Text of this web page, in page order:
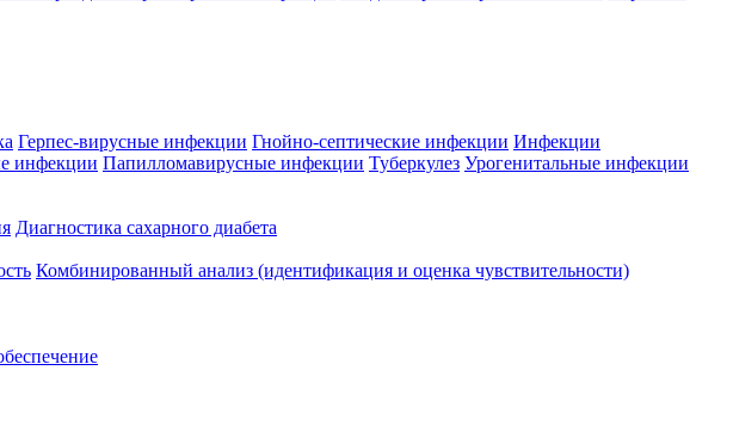
Герпес-вирусные инфекции Гнойно-септические инфекции Инфекции
инфекции Папилломавирусные инфекции Туберкулез Урогенитальные инфекции
Диагностика сахарного диабета
Комбинированный анализ (идентификация и оценка чувствительности)